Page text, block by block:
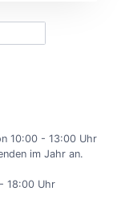
10:00 - 13:00 Uhr
im Jahr an.
18:00 Uhr